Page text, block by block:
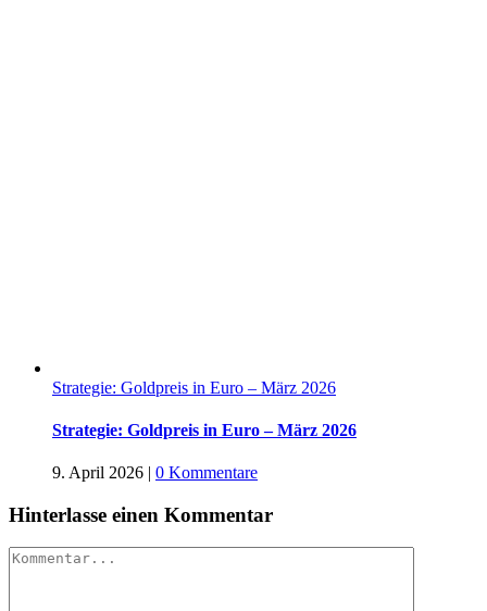
Strategie: Goldpreis in Euro – März 2026
Strategie: Goldpreis in Euro – März 2026
9. April 2026 | 0 Kommentare
Hinterlasse einen Kommentar
Kommentar